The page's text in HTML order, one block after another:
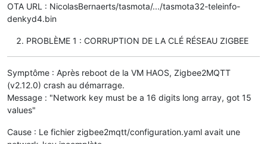
OTA URL : NicolasBernaerts/tasmota/.../tasmota32-teleinfo-
denkyd4.bin
PROBLÈME 1 : CORRUPTION DE LA CLÉ RÉSEAU ZIGBEE
Symptôme : Après reboot de la VM HAOS, Zigbee2MQTT
(v2.12.0) crash au démarrage.
Message : "Network key must be a 16 digits long array, got 15
values"
Cause : Le fichier zigbee2mqtt/configuration.yaml avait une